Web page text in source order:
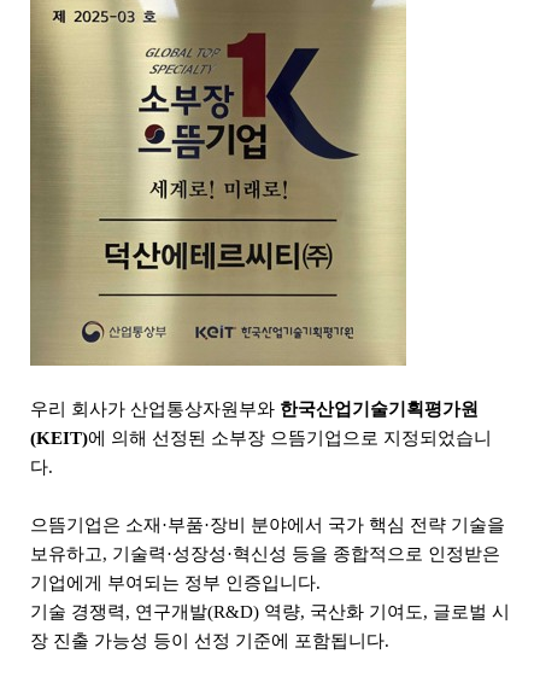
우리 회사가 산업통상자원부와 한국산업기술기획평가원
(KEIT)에 의해 선정된 소부장 으뜸기업 으로 지정되었습니
다.
으뜸기업은 소재·부품·장비 분야에서 국가 핵심 전략 기술을
보유하고, 기술력·성장성·혁신성 등을 종합적으로 인정받은
기업에게 부여되는 정부 인증입니다.
기술 경쟁력, 연구개발(R&D) 역량, 국산화 기여도, 글로벌 시
장 진출 가능성 등이 선정 기준에 포함됩니다.